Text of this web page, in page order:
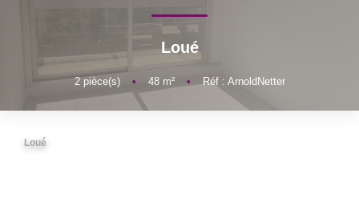
Gescofim - Finorgest Aulnay
Nous Rejoindre
Loué
2pièce(s) • 48m² • Réf : ArnoldNetter
Loué